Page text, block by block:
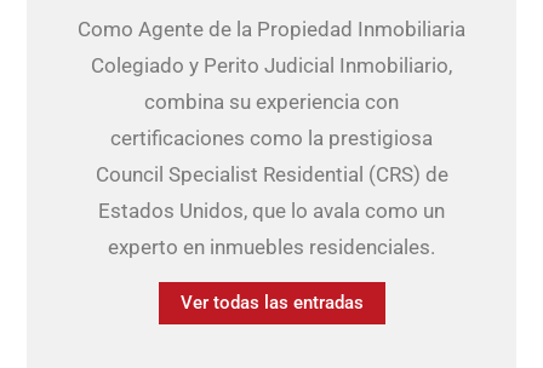
Como Agente de la Propiedad Inmobiliaria
Colegiado y Perito Judicial Inmobiliario,
combina su experiencia con
certificaciones como la prestigiosa
Council Specialist Residential (CRS) de
Estados Unidos, que lo avala como un
experto en inmuebles residenciales.
Ver todas las entradas